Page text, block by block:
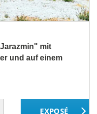
mit
und auf einem